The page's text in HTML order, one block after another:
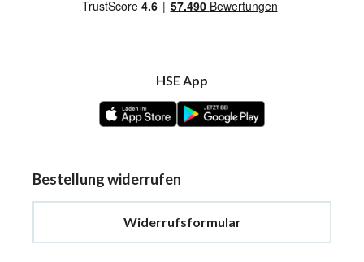
HSE App
Bestellung widerrufen
Widerrufsformular